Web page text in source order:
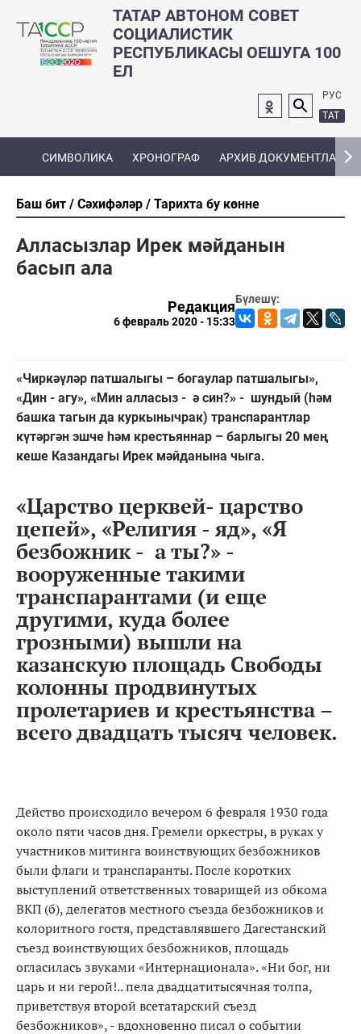
ТАТАР АВТОНОМ СОВЕТ
СОЦИАЛИСТИК
РЕСПУБЛИКАСЫ ОЕШУГА 100
ЕЛ
РУС
ТАТ
СИМВОЛИКА ХРОНОГРАФ АРХИВ ДОКУМЕНТЛАРЫ
Баш бит Сәхифәләр Тарихта бу көнне
Алласызлар Ирек мәйданын
басып ала
Бүлешү:
Редакция
6 февраль 2020 - 15:33
«Чиркәүләр патшалыгы – богаулар патшалыгы»,
«Дин - агу», «Мин алласыз - ә син?» - шундый (һәм
башка тагын да куркынычрак) транспарантлар
күтәргән эшче һәм крестьяннар – барлыгы 20 мең
кеше Казандагы Ирек мәйданына чыга.
«Царство церквей- царство
цепей», «Религия - яд», «Я
безбожник - а ты?» -
вооруженные такими
транспарантами (и еще
другими, куда более
грозными) вышли на
казанскую площадь Свободы
колонны продвинутых
пролетариев и крестьянства –
всего двадцать тысяч человек.
Действо происходило вечером 6 февраля 1930 года
около пяти часов дня. Гремели оркестры, в руках у
участников митинга воинствующих безбожников
были флаги и транспаранты. После коротких
выступлений ответственных товарищей из обкома
ВКП (б), делегатов местного съезда безбожников и
колоритного гостя, представлявшего Дагестанский
съезд воинствующих безбожников, площадь
огласилась звуками «Интернационала». «Ни бог, ни
царь и ни герой!.. пела двадцатитысячная толпа,
приветствуя второй всетатарский съезд
безбожников», - вдохновенно писал о событии